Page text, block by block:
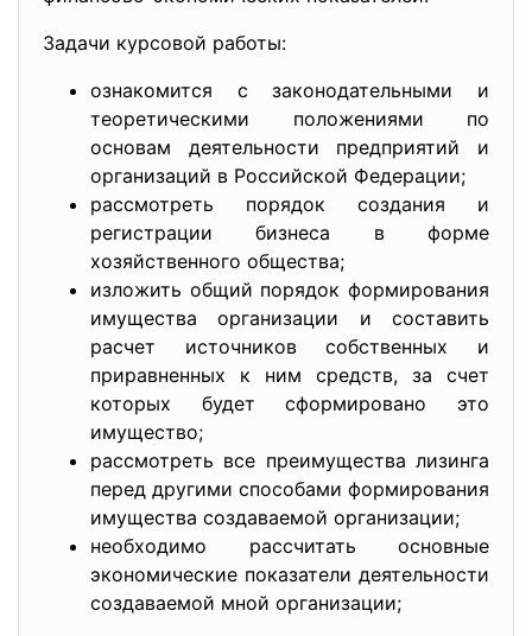
Задачи курсовой работы:
ознакомится с законодательными и
теоретическими положениями по
основам деятельности предприятий и
организаций в Российской Федерации;
рассмотреть порядок создания и
регистрации бизнеса в форме
хозяйственного общества;
изложить общий порядок формирования
имущества организации и составить
расчет источников собственных и
приравненных к ним средств, за счет
которых будет сформировано это
имущество;
рассмотреть все преимущества лизинга
перед другими способами формирования
имущества создаваемой организации;
необходимо рассчитать основные
экономические показатели деятельности
создаваемой мной организации;